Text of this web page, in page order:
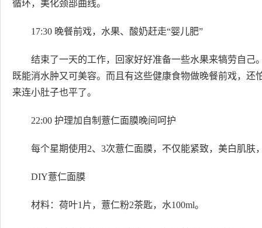
循环，美化颈部曲线。
17:30 晚餐前戏，水果、酸奶赶走“婴儿肥”
结束了一天的工作，回家好好准备一些水果来犒劳自
既能消水肿又可美容。而且有这些健康食物做晚餐前戏，
来连小肚子也平了。
22:00 护理加自制薏仁面膜晚间呵护
每个星期使用2、3次薏仁面膜，不仅能紧致，美白肌肤
DIY薏仁面膜
材料：荷叶1片，薏仁粉2茶匙，水100ml。